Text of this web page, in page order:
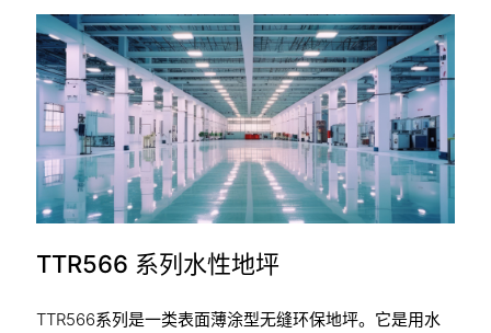
TTR566 系列水性地坪
TTR566系列是一类表面薄涂型无缝环保地坪。它是用水